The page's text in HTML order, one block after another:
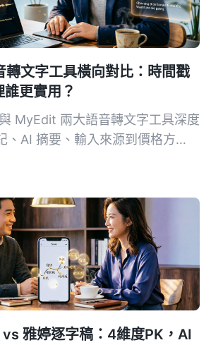
文字工具橫向對比：時間戳
更實用？
MyEdit 兩大語音轉文字工具深度
、AI 摘要、輸入來源到價格方
雅婷逐字稿：4維度PK，AI